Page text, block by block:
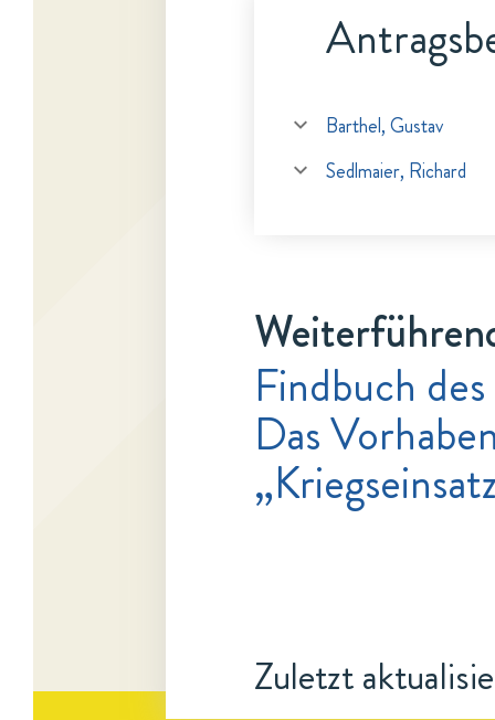
Barthel, Gustav
Sedlmaier, Richard
Findbuch
Das
Zuletzt